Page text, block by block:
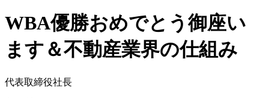
WBA優勝おめでとう御座い
ます＆不動産業界の仕組み
代表取締役社長